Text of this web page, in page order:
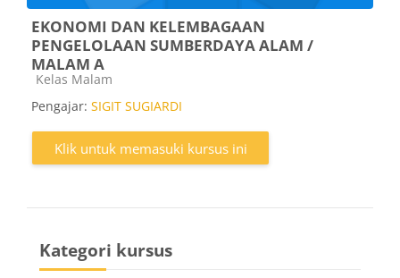
EKONOMI DAN KELEMBAGAAN
PENGELOLAAN SUMBERDAYA ALAM /
MALAM A
Kategori kursus
Kelas Malam
Pengajar: SIGIT SUGIARDI
Klik untuk memasuki kursus ini
Kategori kursus